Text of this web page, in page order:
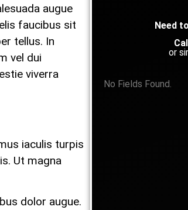
augue
faucibus sit
tellus. In
vel dui
viverra
iaculis turpis
Ut magna
dolor augue.
Need
or
No Fields Found.